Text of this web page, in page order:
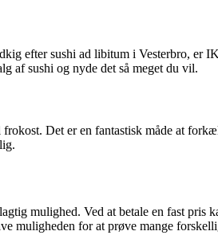
efter sushi ad libitum i Vesterbro, er
af sushi og nyde det så meget du vil.
Det er en fantastisk måde at
mulighed. Ved at betale en fast pris
muligheden for at prøve mange